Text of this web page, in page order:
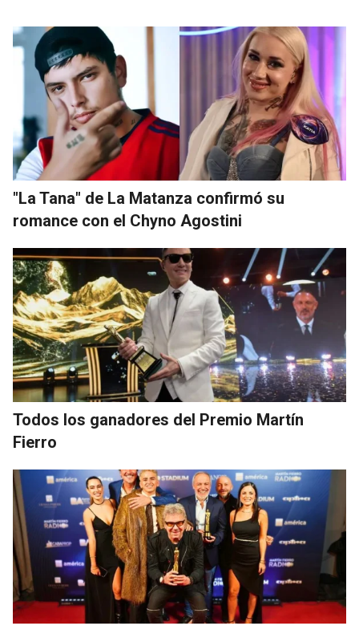
"La Tana" de La Matanza confirmó su
romance con el Chyno Agostini
Todos los ganadores del Premio Martín
Fierro